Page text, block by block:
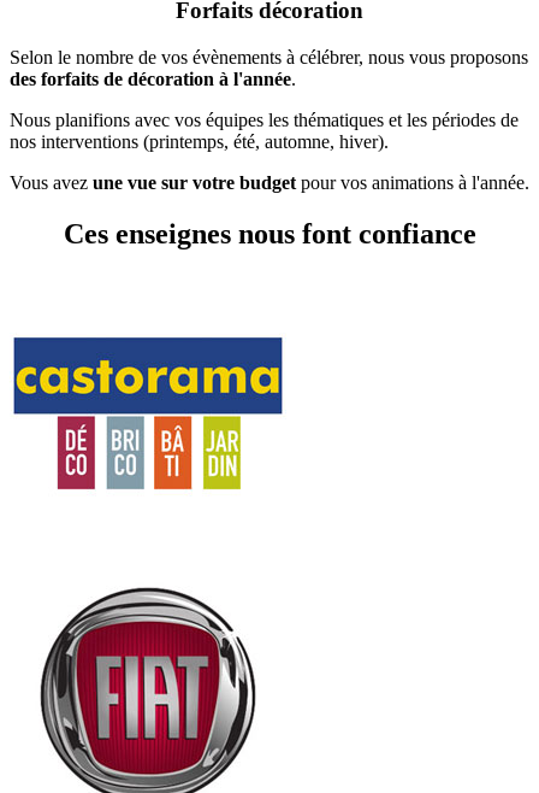
Forfaits décoration
Selon le nombre de vos évènements à célébrer, nous vous proposons
des forfaits de décoration à l'année.
Nous planifions avec vos équipes les thématiques et les périodes de
nos interventions (printemps, été, automne, hiver).
Vous avez une vue sur votre budget pour vos animations à l'année.
Ces enseignes nous font confiance